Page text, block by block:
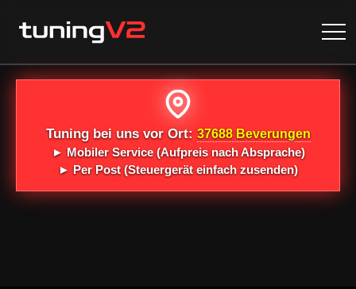
Tuning bei uns vor Ort: 37688 Beverungen
► Mobiler Service(Aufpreis nach Absprache)
►Per Post(Steuergerät einfach zusenden)